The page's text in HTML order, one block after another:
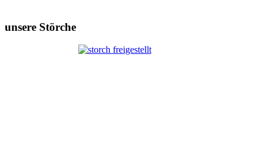
unsere Störche